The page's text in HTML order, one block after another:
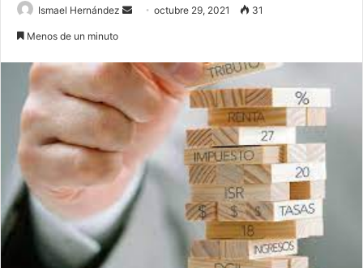
Ismael Hernández
Sendoctubre 29, 2021 31
Menos de un minuto